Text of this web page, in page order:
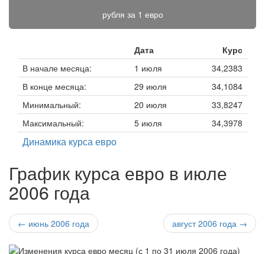
рубля за 1 евро
Дата
Курс
В начале месяца:
1 июля
34,2383
В конце месяца:
29 июля
34,1084
Минимальный:
20 июля
33,8247
Максимальный:
5 июля 34,3978
Динамика курса евро
График курса евро в июле
2006 года
← июнь 2006 года август 2006 года →